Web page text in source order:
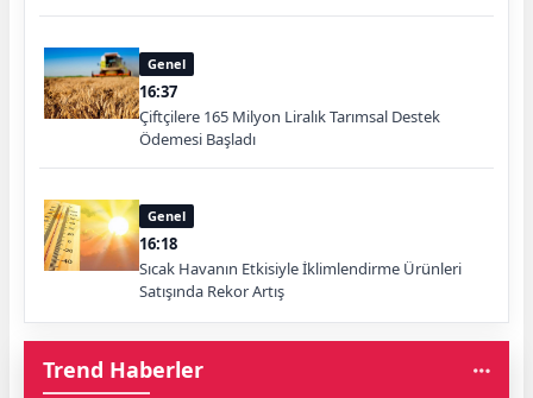
Genel
16:37
Çiftçilere 165 Milyon Liralık Tarımsal Destek
Ödemesi Başladı
Genel
16:18
Sıcak Havanın Etkisiyle İklimlendirme Ürünleri
Satışında Rekor Artış
Trend Haberler